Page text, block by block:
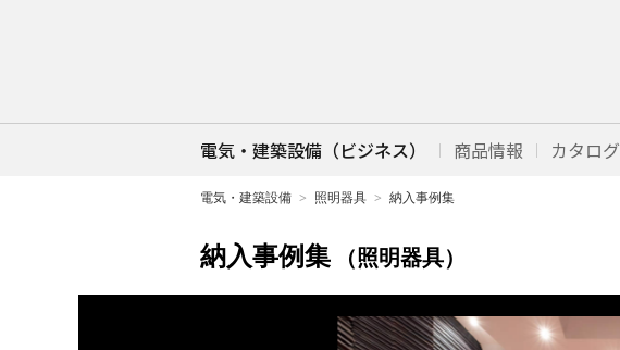
電気・建築設備（ビジネス） 商品情報 カタログ
電気・建築設備 照明器具 納入事例集
納入事例集 （照明器具）